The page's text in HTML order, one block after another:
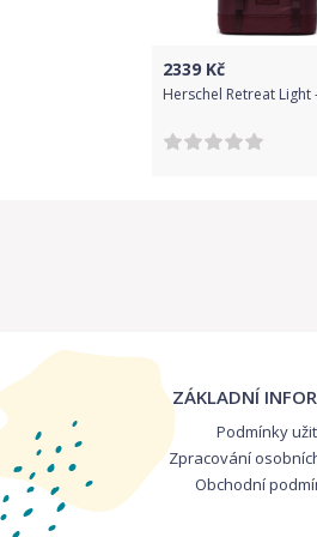
vidlička, s kterou někdy jím.Víko můžu
druhou stranu. Proto ho zavřu vždy
svačinu různě pobalenou v sáčcích,
zbytečné plasty na jedno použití.
neobsahuje žádné BPA plasty a má
batohu anatomicky, orginálně
zádové části ergonomicky tvarovaná,
široké, měkce polstrované ramenní
hrudní popruh přezky pro připevnění
batohu polstrovaný bederní pás
zátěže) boční kapsa s klíčenkou boční
2339Kč
ZÁKLADNÍ
Podmínky
Zpracování
Obchodní